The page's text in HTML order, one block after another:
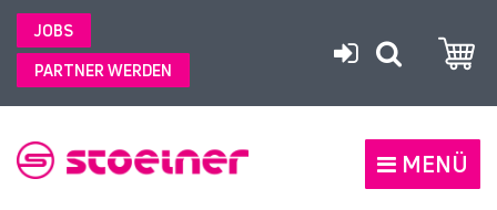
JOBS
PARTNER WERDEN
MENÜ